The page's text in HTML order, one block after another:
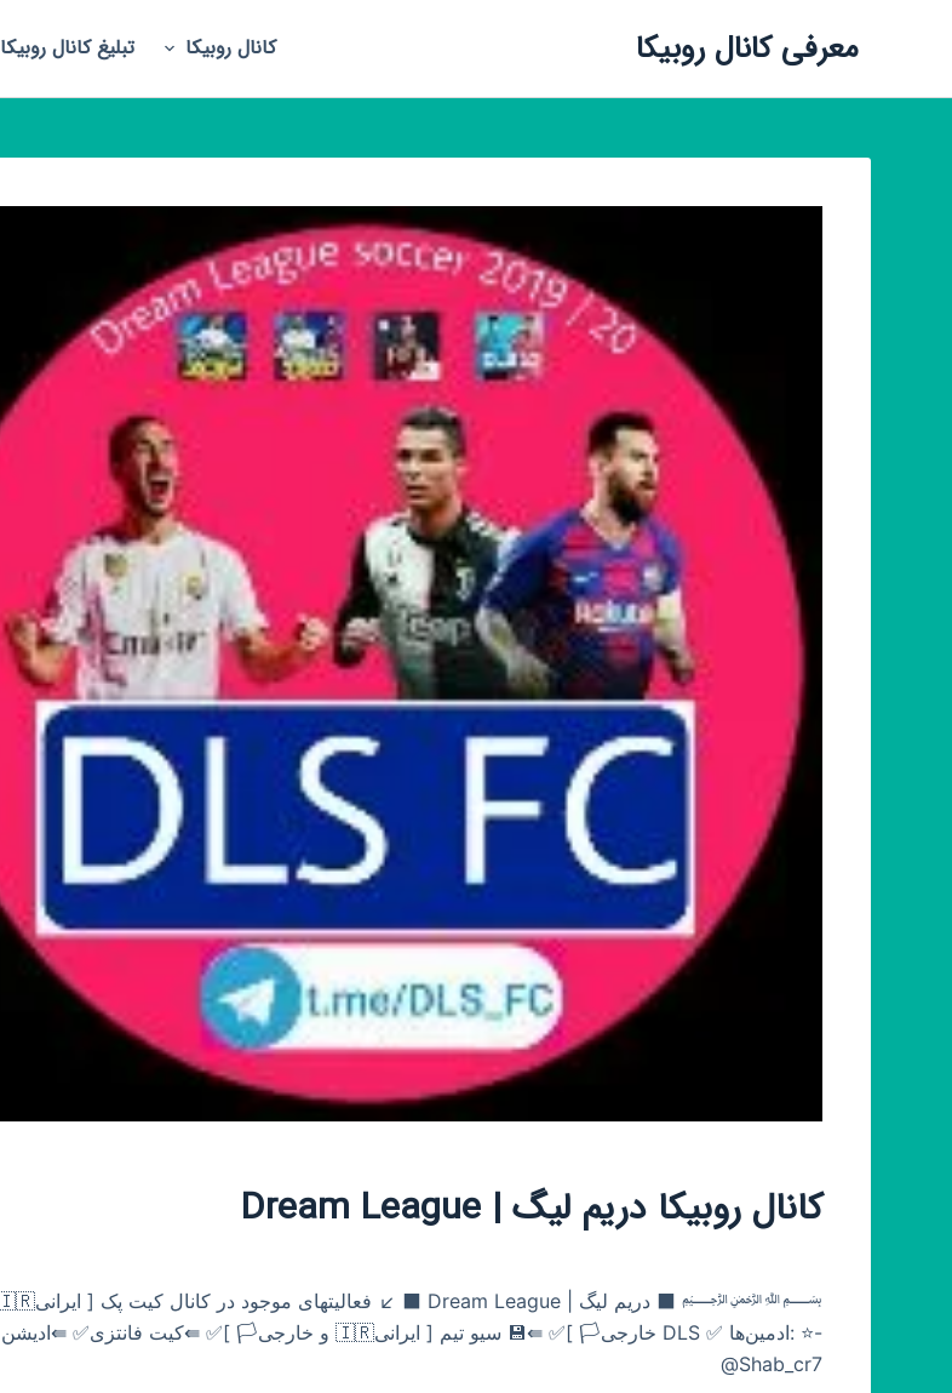
معرفی کانال روبیکا کانال روبیکا تبلیغ کانال روبیکا
کانال روبیکا دریم لیگ | Dream League
خارجی⁦🏳️⁩ ]✅ ⇚💾 سیو تیم [ ایرانی⁦🇮🇷⁩ و خارجی⁦🏳️⁩ ]✅ ⇚کیت فانتزی✅ ⇚ادیشن DLS ✅ ادمین‌ها: ⭐-
@Shab_cr7